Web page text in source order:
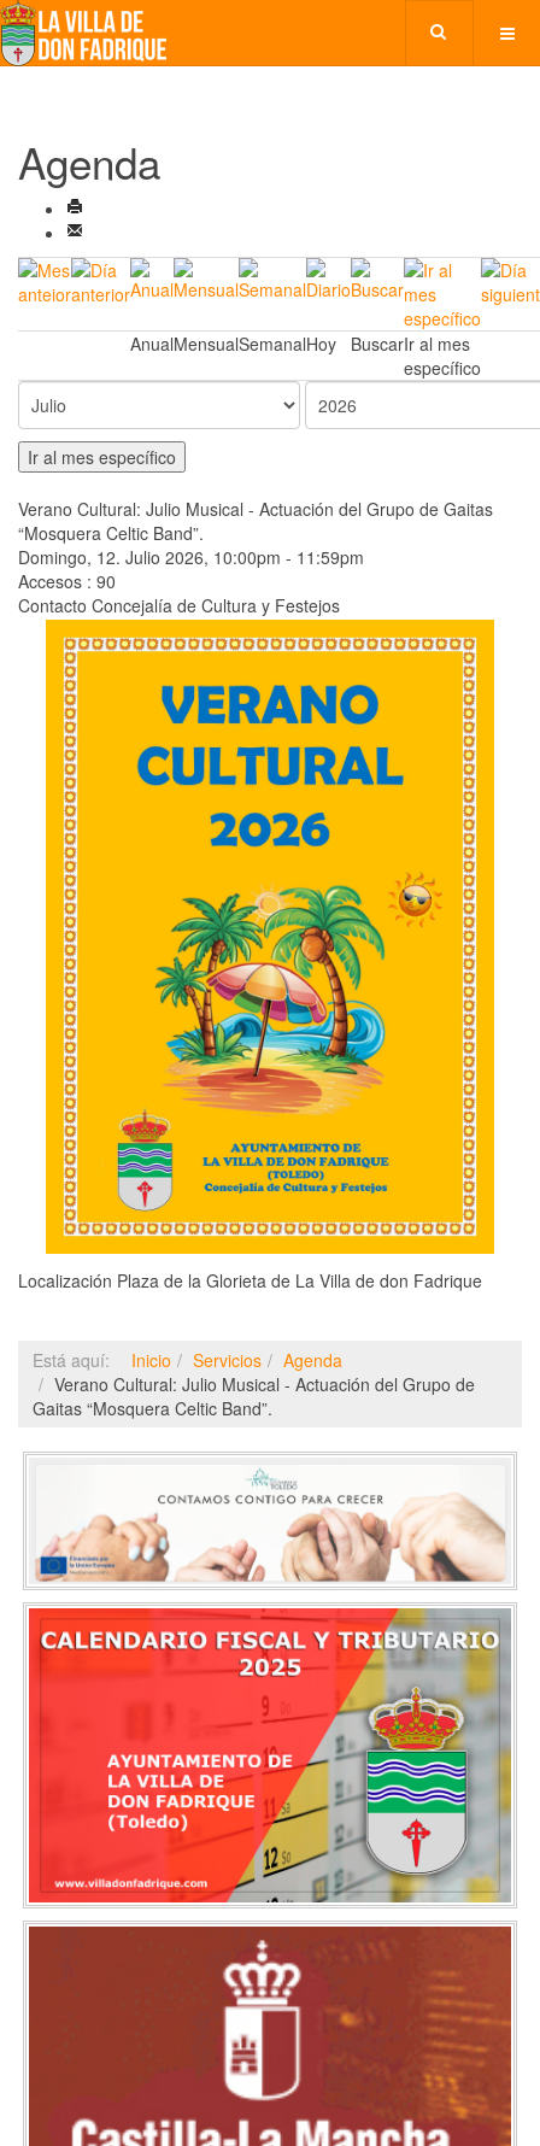
Agenda
AnualMensualSemanalHoy BuscarIr al mes
específico
Ir al mes específico
Verano Cultural: Julio Musical - Actuación del Grupo de Gaitas
“Mosquera Celtic Band”.
Domingo, 12. Julio 2026, 10:00pm - 11:59pm
Accesos : 90
Contacto Concejalía de Cultura y Festejos
Localización Plaza de la Glorieta de La Villa de don Fadrique
Está aquí: Inicio Servicios
Agenda
Verano Cultural: Julio Musical - Actuación del Grupo de
Gaitas “Mosquera Celtic Band”.